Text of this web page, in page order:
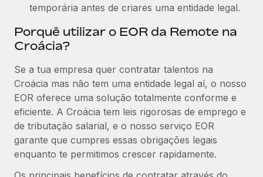
temporária antes de criares uma entidade legal.
Porquê utilizar o EOR da Remote na
Croácia?
Se a tua empresa quer contratar talentos na
Croácia mas não tem uma entidade legal aí, o nosso
EOR oferece uma solução totalmente conforme e
eficiente. A Croácia tem leis rigorosas de emprego e
de tributação salarial, e o nosso serviço EOR
garante que cumpres essas obrigações legais
enquanto te permitimos crescer rapidamente.